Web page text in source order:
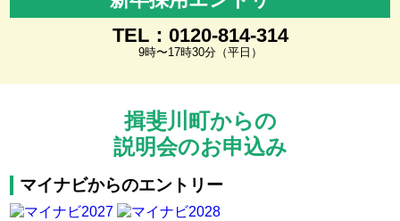
TEL：0120-814-314
9時〜17時30分（平日）
揖斐川町からの
説明会のお申込み
マイナビからのエントリー